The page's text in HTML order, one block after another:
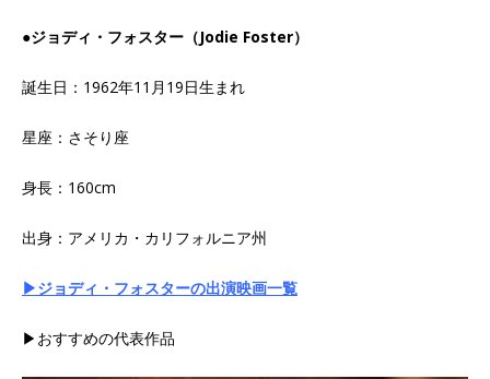
●ジョディ・フォスター（Jodie Foster）
誕生日：1962年11月19日生まれ
星座：さそり座
身長：160cm
出身：アメリカ・カリフォルニア州
▶ジョディ・フォスターの出演映画一覧
▶おすすめの代表作品